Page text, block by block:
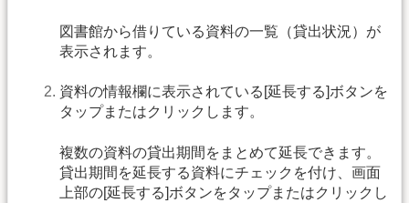
図書館から借りている資料の一覧（貸出状況）が
表示されます。
資料の情報欄に表示されている[延長する]ボタンを
タップまたはクリックします。
複数の資料の貸出期間をまとめて延長できます。
貸出期間を延長する資料にチェックを付け、画面
上部の[延長する]ボタンをタップまたはクリックし